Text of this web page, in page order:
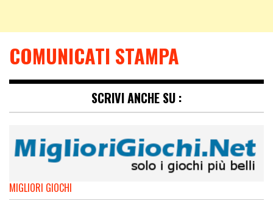
COMUNICATI STAMPA
SCRIVI ANCHE SU :
MIGLIORI GIOCHI